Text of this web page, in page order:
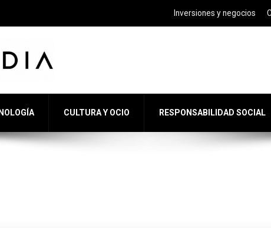
Inversiones y negocios
CULTURA Y OCIO RESPONSABILIDAD SOCIAL